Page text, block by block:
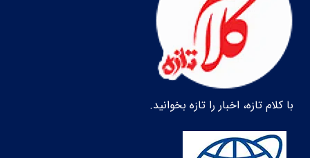
با کلام تازه، اخبار را تازه بخوانید.